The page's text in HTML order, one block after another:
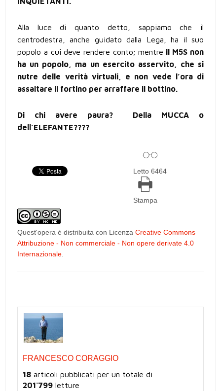
Alla luce di quanto detto, sappiamo che il
centrodestra, anche guidato dalla Lega, ha il suo
popolo a cui deve rendere conto; mentre il M5S non
ha un popolo, ma un esercito asservito, che si
nutre delle verità virtuali, e non vede l’ora di
assaltare il fortino per arraffare il bottino.
Di chi avere paura? Della MUCCA o
dell’ELEFANTE????
Letto 6464
Stampa
Quest'opera è distribuita con Licenza Creative Commons
Attribuzione - Non commerciale - Non opere derivate 4.0
Internazionale.
FRANCESCO CORAGGIO
18 articoli pubblicati per un totale di
201'799 letture